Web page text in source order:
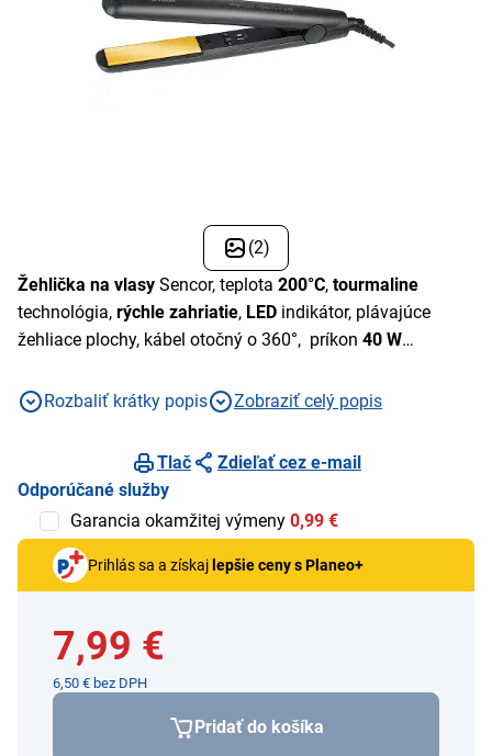
(2)
Žehlička na vlasy Sencor, teplota 200°C, tourmaline
technológia, rýchle zahriatie, LED indikátor, plávajúce
žehliace plochy, kábel otočný o 360°, príkon 40 W
Rozbaliť krátky popis Zobraziť celý popis
Tlač
Zdieľať cez e-mail
Odporúčané služby
Garancia okamžitej výmeny 0,99 €
Prihlás sa a získaj lepšie ceny s Planeo+
7,99 €
6,50 € bez DPH
Pridať do košíka